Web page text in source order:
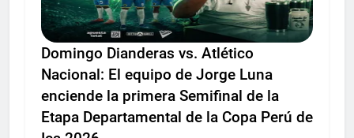
Domingo Dianderas vs. Atlético
Nacional: El equipo de Jorge Luna
enciende la primera Semifinal de la
Etapa Departamental de la Copa Perú de